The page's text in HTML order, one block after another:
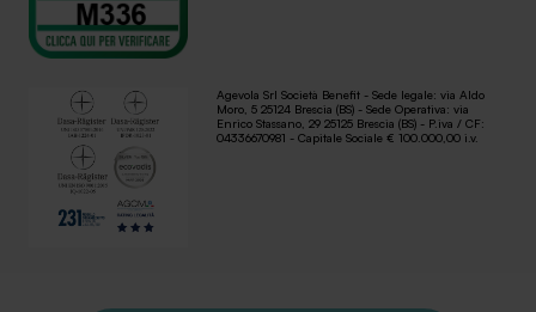
Agevola Srl Società Benefit - Sede legale: via Aldo
Moro, 5 25124 Brescia (BS) - Sede Operativa: via
Enrico Stassano, 29 25125 Brescia (BS) - P.iva / CF:
04336670981 - Capitale Sociale € 100.000,00 i.v.